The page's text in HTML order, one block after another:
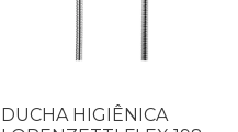
DUCHA HIGIÊNICA